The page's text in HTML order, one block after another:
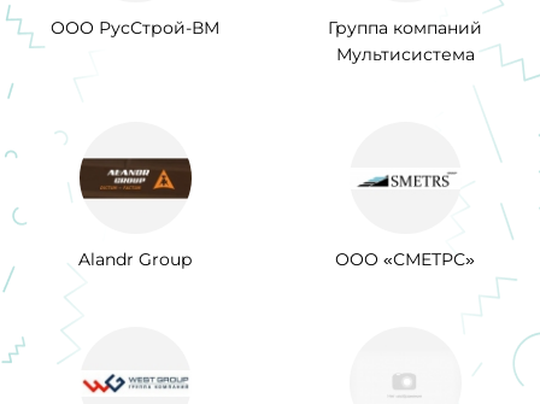
ООО РусСтрой-ВМ
Группа компаний
Мультисистема
Alandr Group ООО «СМЕТРС»